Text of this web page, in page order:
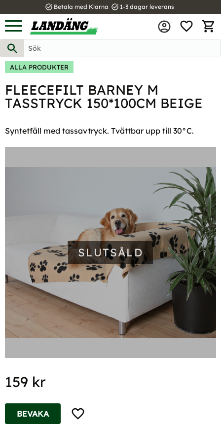
Meny
task_alt Betala med Klarna task_alt 1-3 dagar leverans
ALLA PRODUKTER
FLEECEFILT BARNEY M
TASSTRYCK 150*100CM BEIGE
Syntetfäll med tassavtryck. Tvättbar upp till 30°C.
SLUTSÅLD
159 kr
Lägg till i favoriter
BEVAKA